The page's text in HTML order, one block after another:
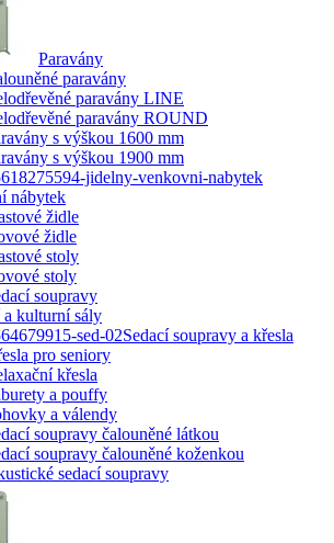
Paravány
paravány
paravány LINE
paravány ROUND
s výškou 1600 mm
s výškou 1900 mm
nábytek
židle
židle
stoly
stoly
soupravy
kulturní sály
Sedací soupravy a křesla
pro seniory
křesla
a pouffy
a válendy
soupravy čalouněné látkou
soupravy čalouněné koženkou
sedací soupravy